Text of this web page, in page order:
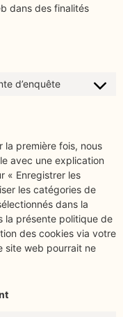
dans des finalités
d’enquête
la première fois, nous
avec une explication
« Enregistrer les
les catégories de
dans la
la présente politique de
des cookies via votre
site web pourrait ne